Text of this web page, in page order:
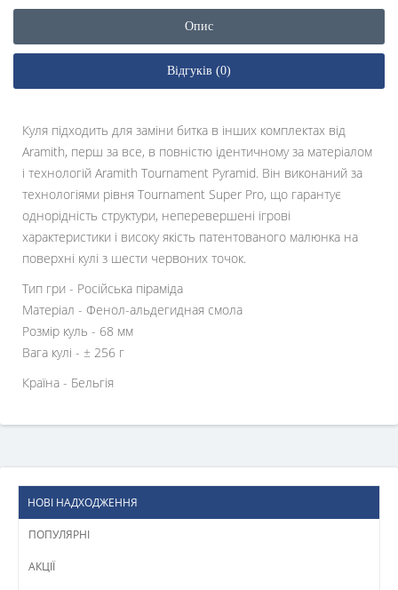
Опис
Відгуків (0)
Куля підходить для заміни битка в інших комплектах від
Aramith, перш за все, в повністю ідентичному за матеріалом
і технологій Aramith Tournament Pyramid. Він виконаний за
технологіями рівня Tournament Super Pro, що гарантує
однорідність структури, неперевершені ігрові
характеристики і високу якість патентованого малюнка на
поверхні кулі з шести червоних точок.
Тип гри - Російська піраміда
Матеріал - Фенол-альдегидная смола
Розмір куль - 68 мм
Вага кулі - ± 256 г
Країна - Бельгія
НОВІ НАДХОДЖЕННЯ
ПОПУЛЯРНІ
АКЦІЇ